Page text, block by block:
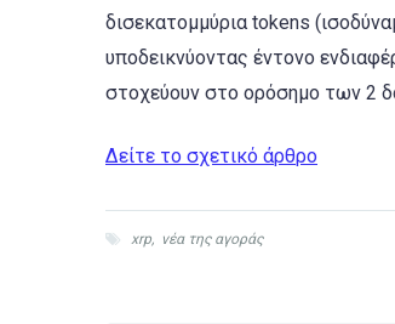
δισεκατομμύρια tokens
υποδεικνύοντας έντονο
στοχεύουν στο ορόσημο των 2
Δείτε το σχετικό άρθρο
xrp, νέα της αγοράς